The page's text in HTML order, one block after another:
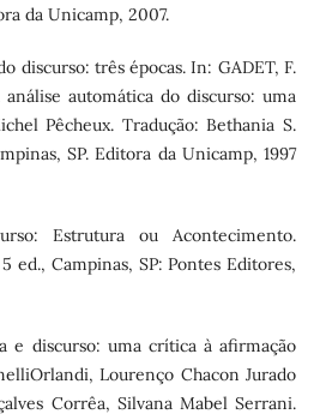
da Unicamp, 2007.
discurso: três épocas. In: GADET, F.
automática do discurso: uma
Pêcheux. Tradução: Bethania S.
SP. Editora da Unicamp, 1997
Estrutura ou Acontecimento.
ed., Campinas, SP: Pontes Editores,
e discurso: uma crítica à afirmação
Lourenço Chacon Jurado
Corrêa, Silvana Mabel Serrani.